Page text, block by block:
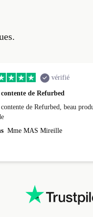
vérifié
contente de Refurbed
de Refurbed, beau
Mme MAS Mireille